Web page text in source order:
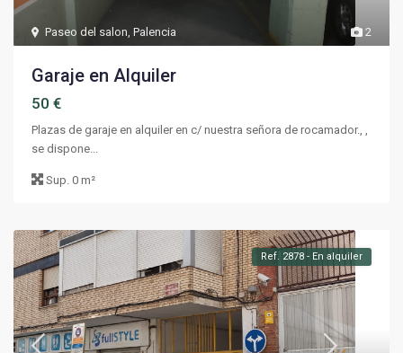
2
Paseo del salon,Palencia
Garaje en Alquiler
50 €
Plazas de garaje en alquiler en c/ nuestra señora de rocamador., ,
se dispone...
Sup.0 m²
Ref. 2878 - En alquiler